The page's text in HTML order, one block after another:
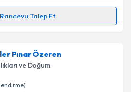
ve kişisel verilerimin belirtilen
kabul ediyorum.
Randevu Talep Et
Talebi
Sarıkaşiçin randevu takvimi
bu uzmandan randevu almanız
e-posta ile
Pınar Özeren
ve Doğum